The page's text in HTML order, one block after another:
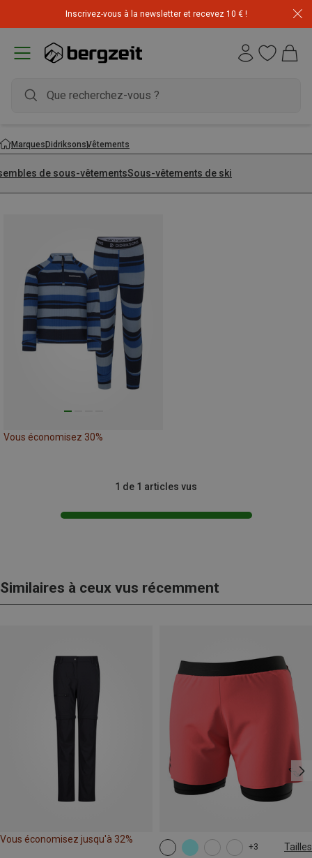
Inscrivez-vous à la newsletter et recevez 10 € !
MarquesDidriksonsVêtements
de sous-vêtementsSous-vêtements de ski
Vous économisez 30%
1 de 1 articles vus
Similaires à ceux vus récemment
Vous économisez jusqu'à 32%
+3 Tailles
XS S